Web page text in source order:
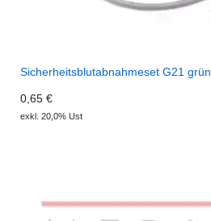
Sicherheitsblutabnahmeset G21 grün
0,65 €
exkl. 20,0% Ust